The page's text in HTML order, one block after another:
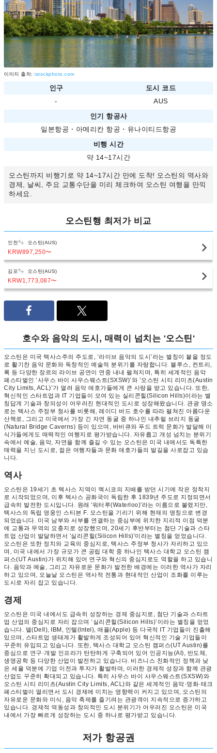
이미지 출처: istockphoto.com
인구
도시 코드
-
AUS
인기 항공사
일본항공 ・ 아메리칸 항공 ・ 유나이티드항공
비행 시간
약 14~17시간
오스틴까지 비행기로 약 14~17시간 만에 도착! 오스틴의 역사와
경제, 날씨, 주요 교통수단을 미리 체크하여 오스틴 여행을 만끽
하세요.
오스틴행 최저가 비교
인천 오스틴(AUS)
KRW897,250〜
김포 오스틴(AUS)
KRW1,773,087〜
호수와 음악의 도시, 매력이 넘치는 '오스틴'
오스틴은 미국 텍사스주의 주도로, ‘라이브 음악의 도시’라는 별칭이 붙을 정도
로 활기찬 음악 문화와 독창적인 예술적 분위기를 자랑합니다. 블루스, 컨트리,
록 등 다양한 장르의 라이브 공연이 연중 내내 펼쳐지며, 특히 세계적인 음악
페스티벌인 ‘사우스 바이 사우스웨스트(SXSW)’와 ‘오스틴 시티 리미츠(Austin
City Limits, ACL)’가 열려 음악 애호가들에게 큰 사랑을 받고 있습니다. 또한,
혁신적인 스타트업과 IT 기업들이 모여 있는 실리콘힐(Silicon Hills)이라는 별
칭답게 기술과 창의성이 어우러진 현대적인 도시로 성장해왔습니다. 관광 명소
로는 텍사스 주정부 청사를 비롯해, 레이디 버드 호수를 따라 펼쳐진 아름다운
산책로, 그리고 미국에서 가장 긴 자연 동굴 중 하나인 내추럴 브리지 동굴
(Natural Bridge Caverns) 등이 있으며, 바비큐와 푸드 트럭 문화가 발달해 미
식가들에게도 매력적인 여행지로 평가받습니다. 자유롭고 개성 넘치는 분위기
속에서 예술, 음악, 자연을 함께 즐길 수 있는 오스틴은 미국 내에서도 독특한
매력을 지닌 도시로, 젊은 여행자들과 문화 애호가들의 발길을 사로잡고 있습
니다.
역사
오스틴은 19세기 초 텍사스 지역이 멕시코의 지배를 받던 시기에 작은 정착지
로 시작되었으며, 이후 텍사스 공화국이 독립한 후 1839년 주도로 지정되면서
급속히 발전한 도시입니다. 원래 '워터루(Waterloo)'라는 이름으로 불렸지만,
텍사스의 독립 영웅인 스티븐 F. 오스틴을 기리기 위해 현재의 명칭으로 변경
되었습니다. 미국 남부와 서부를 연결하는 중심부에 위치한 지리적 이점 덕분
에 교통과 무역의 요충지로 성장했으며, 20세기 후반부터는 첨단 기술과 스타
트업 산업이 발달하면서 '실리콘힐(Silicon Hills)'이라는 별칭을 얻었습니다.
오스틴은 또한 정치와 교육의 중심지로, 텍사스 주정부 청사가 자리하고 있으
며, 미국 내에서 가장 규모가 큰 공립 대학 중 하나인 텍사스 대학교 오스틴 캠
퍼스(UT Austin)가 위치해 있어 연구와 혁신의 중심지로도 역할을 하고 있습니
다. 음악과 예술, 그리고 자유로운 문화가 발전한 배경에는 이러한 역사가 자리
하고 있으며, 오늘날 오스틴은 역사적 전통과 현대적인 산업이 조화를 이루는
도시로 자리 잡고 있습니다.
경제
오스틴은 미국 내에서도 급속히 성장하는 경제 중심지로, 첨단 기술과 스타트
업 산업의 중심지로 자리 잡으며 ‘실리콘힐(Silicon Hills)’이라는 별칭을 얻었
습니다. 델(Dell), IBM, 인텔(Intel), 애플(Apple) 등 다국적 IT 기업들이 진출해
있으며, 스타트업 생태계가 활발하게 조성되어 있어 혁신적인 기술 기업들이
꾸준히 유입되고 있습니다. 또한, 텍사스 대학교 오스틴 캠퍼스(UT Austin)를
중심으로 연구·개발 인프라가 탄탄하게 구축되어 있어 인공지능(AI), 반도체,
생명공학 등 다양한 산업이 발전하고 있습니다. 비즈니스 친화적인 정책과 낮
은 세율 덕분에 기업 이전과 투자가 활발하며, 이러한 경제적 성장과 함께 관광
산업도 꾸준히 확대되고 있습니다. 특히 사우스 바이 사우스웨스트(SXSW)와
오스틴 시티 리미츠(Austin City Limits, ACL)와 같은 세계적인 음악·영화·테크
페스티벌이 열리면서 도시 경제에 미치는 영향력이 커지고 있으며, 오스틴의
자유로운 문화와 미식, 음악 축제를 즐기려는 관광객이 지속적으로 증가하고
있습니다. 경제적 역동성과 창의적인 도시 분위기가 어우러진 오스틴은 미국
내에서 가장 빠르게 성장하는 도시 중 하나로 평가받고 있습니다.
저가 항공권